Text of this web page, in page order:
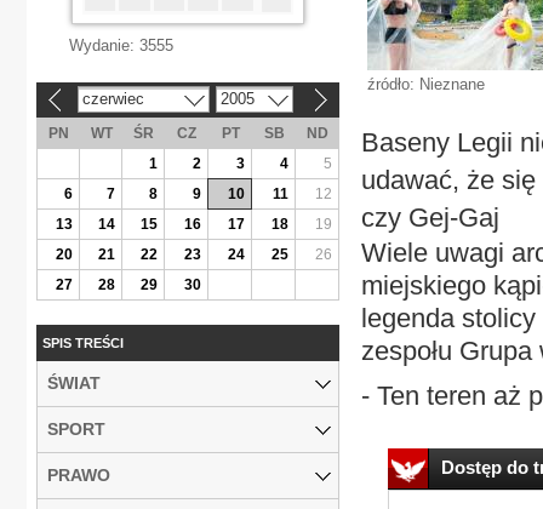
źródło: Nieznane
Baseny Legii
udawać, że
czy Gej-Gaj
Wiele uwagi
miejskiego
legenda
zespołu Grupa
- Ten teren aż
Dostęp do
Wydanie: 3555
czerwiec 2005
PN WT ŚR CZ PT SB
ND
1
2 3 4
5
6
7 8 9 10 11
12
13
14 15 16 17 18
19
20
21 22 23 24 25
26
27
28 29 30
SPIS TREŚCI
ŚWIAT
SPORT
PRAWO